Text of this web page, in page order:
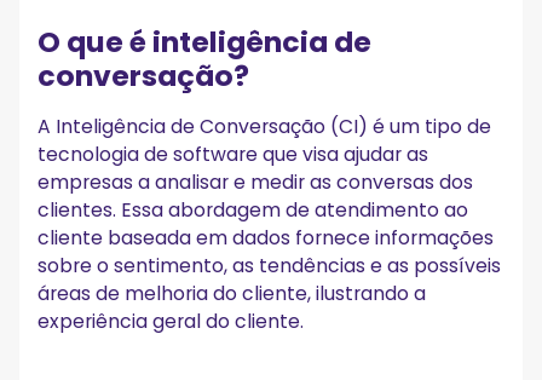
Indispensáveis do software de inteligência de
conversação
2. Transcrição precisa
3. Sumarização intuitiva
4. Recapitulações de IA e notas de reuniões
5. Análise de conversação com IA integrada
6. Integrações com outras ferramentas
7. Bom atendimento ao cliente
8. Tudo em um só lugar
Explore os benefícios da inteligência de conversação
O que é inteligência de
conversação?
A Inteligência de Conversação (CI) é um tipo de
tecnologia de software que visa ajudar as
empresas a analisar e medir as conversas dos
clientes. Essa abordagem de atendimento ao
cliente baseada em dados fornece informações
sobre o sentimento, as tendências e as possíveis
áreas de melhoria do cliente, ilustrando a
experiência geral do cliente.